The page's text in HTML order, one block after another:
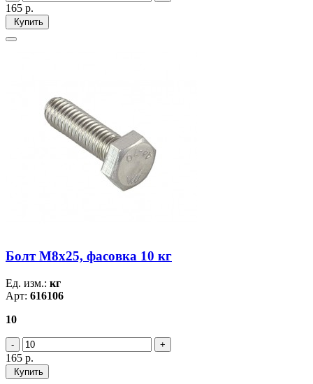
165 р.
Купить
Болт М8х25, фасовка 10 кг
Ед. изм.: кг
Арт: 616106
10
165 р.
Купить